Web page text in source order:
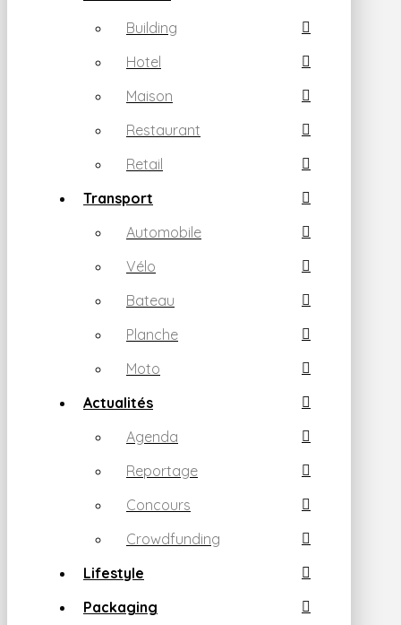
Building
Hotel
Maison
Restaurant
Retail
Transport
Automobile
Vélo
Bateau
Planche
Moto
Actualités
Agenda
Reportage
Concours
Crowdfunding
Lifestyle
Packaging